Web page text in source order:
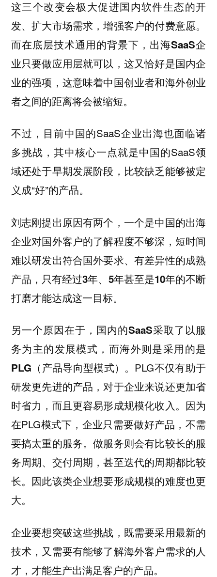
这三个改变会极大促进国内软件生态的开
发、扩大市场需求，增强客户的付费意愿。
而在底层技术通用的背景下，出海SaaS企
业只要做应用层就可以，这又恰好是国内企
业的强项，这意味着中国创业者和海外创业
者之间的距离将会被缩短。
不过，目前中国的SaaS企业出海也面临诸
多挑战，其中核心一点就是中国的SaaS领
域还处于早期发展阶段，比较缺乏能够被定
义成“好”的产品。
刘志刚提出原因有两个， 一个是中国的出海
企业对国外客户的了解程度不够深，短时间
难以研发出符合国外要求、有差异性的成熟
产品，只有经过3年、5年甚至是10年的不断
打磨才能达成这一目标。
另一个原因在于，国内的SaaS采取了以服
务为主的发展模式，而海外则是采用的是
PLG（产品导向型模式）。 PLG不仅有助于
研发更先进的产品，对于企业来说还更加省
时省力，而且更容易形成规模化收入。因为
在PLG模式下，企业只需要做好产品，不需
要搞太重的服务。做服务则会有比较长的服
务周期、交付周期，甚至迭代的周期都比较
长。因此该类企业想要形成规模的难度也更
大。
企业要想突破这些挑战，既需要采用最新的
技术，又需要有能够了解海外客户需求的人
才，才能生产出满足客户的产品。